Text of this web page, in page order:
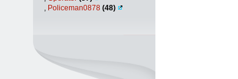
Policeman0878 (48)